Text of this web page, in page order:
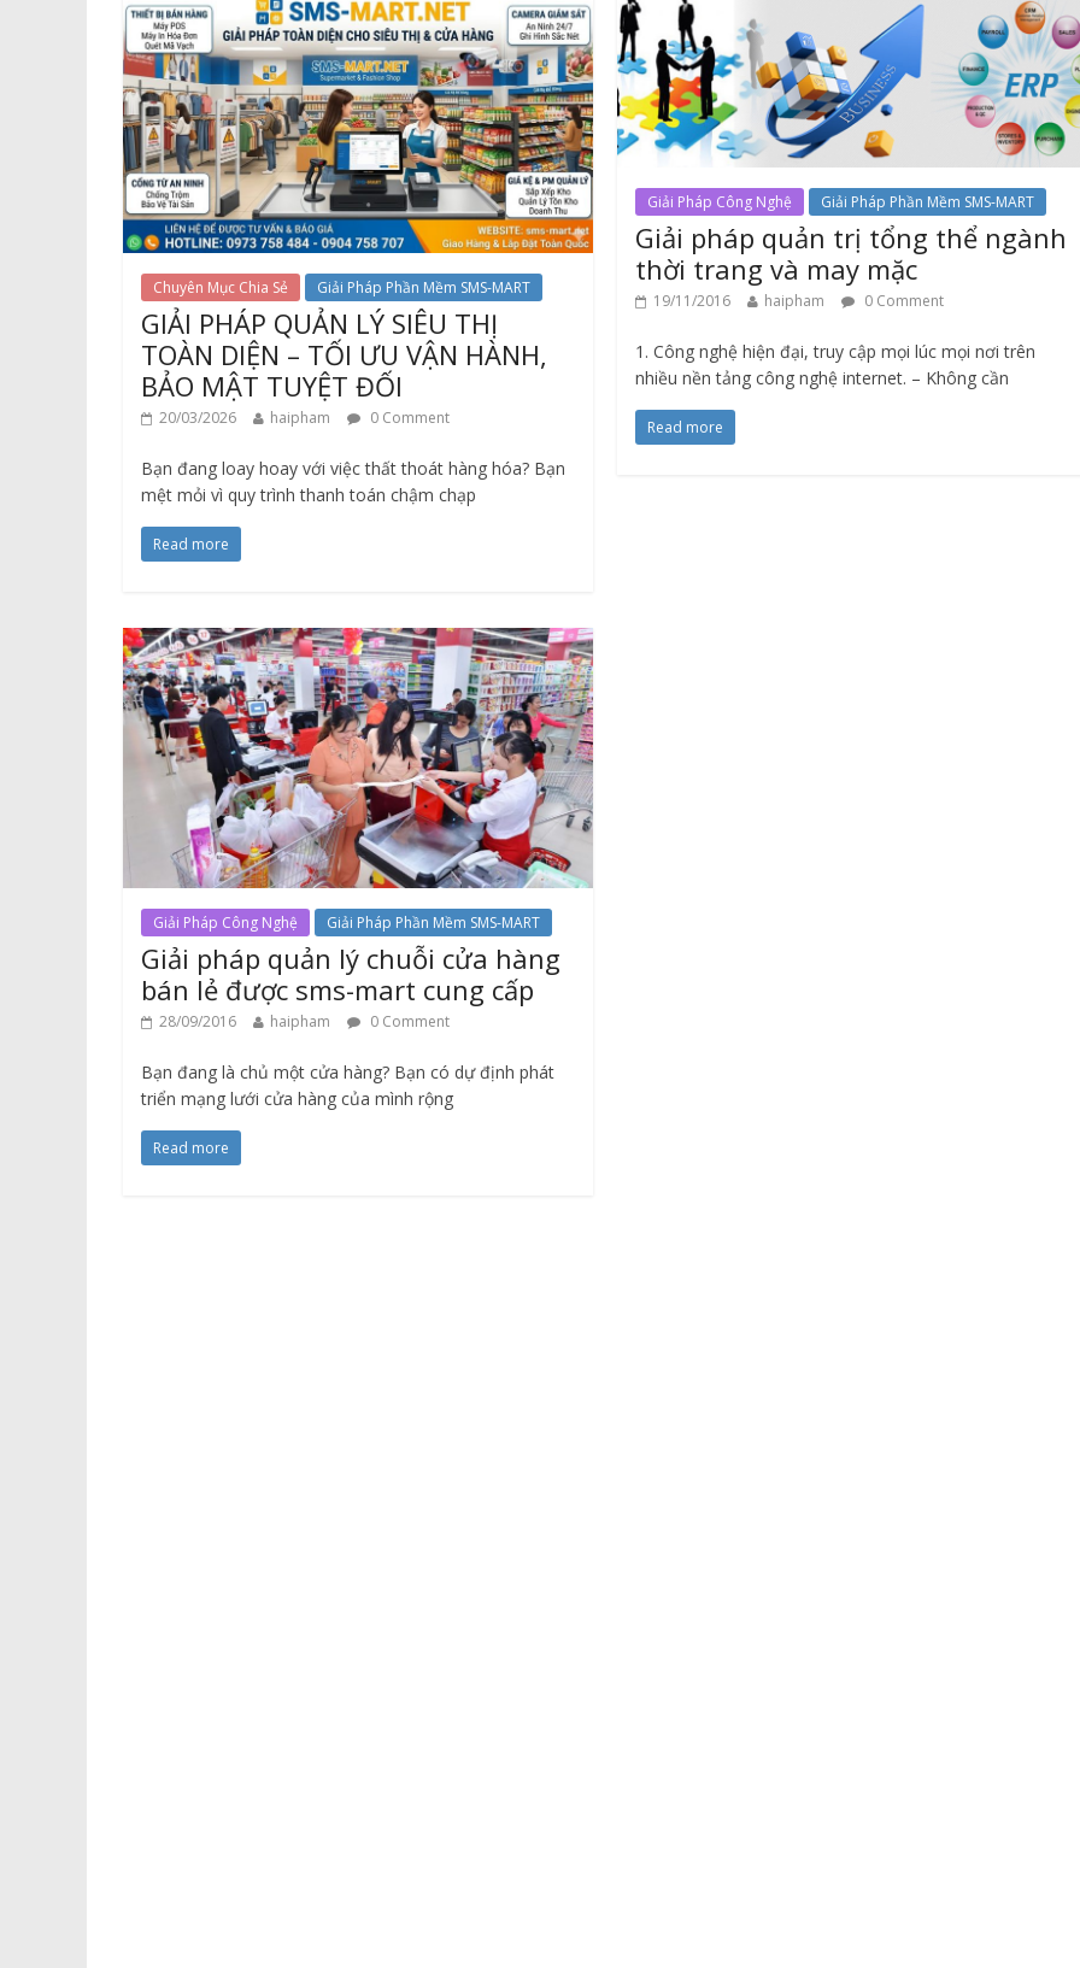
Chuyên Mục Chia Sẻ Giải Pháp Phần Mềm SMS-MART
GIẢI PHÁP QUẢN LÝ SIÊU THỊ
TOÀN DIỆN – TỐI ƯU VẬN HÀNH,
BẢO MẬT TUYỆT ĐỐI
20/03/2026 haipham 0 Comment
Bạn đang loay hoay với việc thất thoát hàng hóa? Bạn
mệt mỏi vì quy trình thanh toán chậm chạp
Read more
Giải Pháp Công Nghệ Giải Pháp Phần Mềm SMS-MART
Giải pháp quản trị tổng thể ngành
thời trang và may mặc
19/11/2016 haipham 0 Comment
1. Công nghệ hiện đại, truy cập mọi lúc mọi nơi trên
nhiều nền tảng công nghệ internet. – Không cần
Read more
Giải Pháp Công Nghệ Giải Pháp Phần Mềm SMS-MART
Giải pháp quản lý chuỗi cửa hàng
bán lẻ được sms-mart cung cấp
28/09/2016 haipham 0 Comment
Bạn đang là chủ một cửa hàng? Bạn có dự định phát
triển mạng lưới cửa hàng của mình rộng
Read more